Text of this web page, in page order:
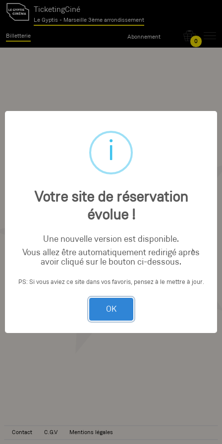
TicketingCiné
Le Gyptis - Marseille 3ème arrondissement
Billetterie Abonnement
0
Contact C.G.V Mentions légales
Votre site de réservation
évolue !
Une nouvelle version est disponible.
Vous allez être automatiquement redirigé après
avoir cliqué sur le bouton ci-dessous.
PS: Si vous aviez ce site dans vos favoris, pensez à le mettre à jour.
OK